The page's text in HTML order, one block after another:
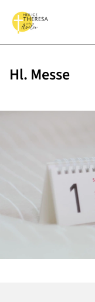
Hl. Messe